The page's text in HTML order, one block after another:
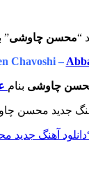
“محسن چاوشی”
Chavoshi –
چاوشی بنام
آهنگ